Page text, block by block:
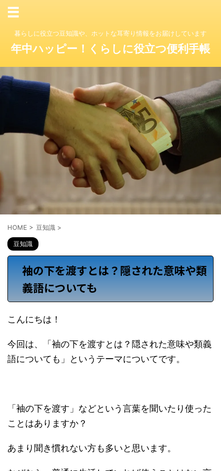
暮らしに役立つ豆知識や、ホットな耳寄り情報をお届けしています
年中ハッピー！くらしに役立つ便利手帳
HOME > 豆知識 >
豆知識
袖の下を渡すとは？隠された意味や類
義語についても
こんにちは！
今回は、「袖の下を渡すとは？隠された意味や類義
語についても」というテーマについてです。
「袖の下を渡す」などという言葉を聞いたり使った
ことはありますか？
あまり聞き慣れない方も多いと思います。